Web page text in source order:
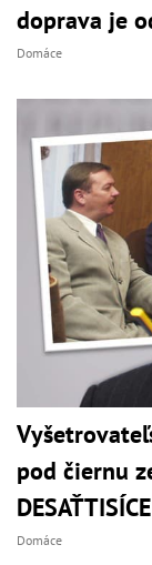
doprava je
Domáce
pod čiernu
Domáce